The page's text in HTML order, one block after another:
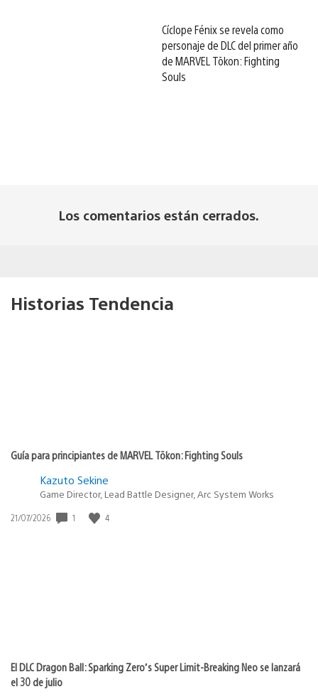
Cíclope Fénix se revela como
personaje de DLC del primer año
de MARVEL Tōkon: Fighting
Souls
Los comentarios están cerrados.
Historias Tendencia
Guía para principiantes de MARVEL Tōkon: Fighting Souls
Kazuto Sekine
Game Director, Lead Battle Designer, Arc System Works
Fecha
21/07/2026 1 4
El DLC Dragon Ball: Sparking Zero’s Super Limit-Breaking Neo se lanzará
el 30 de julio